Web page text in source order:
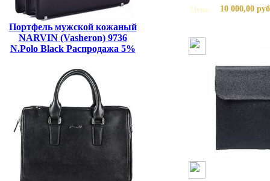
Портфель мужской кожаный
NARVIN (Vasheron) 9736
N.Polo Black Распродажа 5%
Цена:
10 000,00